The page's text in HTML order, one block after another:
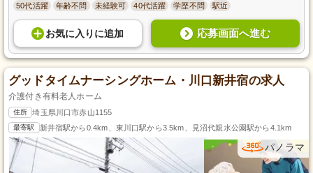
50代活躍 年齢不問 未経験可 40代活躍 学歴不問 駅近
お気に入り に追加 応募画面へ進む
グッドタイムナーシングホーム・川口新井宿の求人
介護付き有料老人ホーム
住所 埼玉県川口市赤山1155
最寄駅 新井宿駅から0.4km、東川口駅から3.5km、見沼代親水公園駅から4.1km
パノラマ